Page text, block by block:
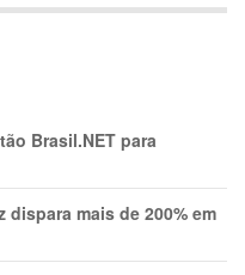
Brasil.NET para
dispara mais de 200% em